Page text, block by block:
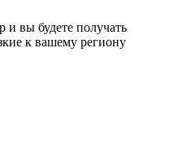
и вы будете получать
к вашему региону